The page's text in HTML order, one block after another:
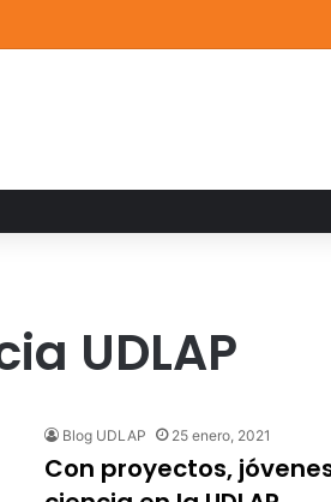
UDLAP fortalece su acervo con
UDLAP
Blog UDLAP 25 enero, 2021
Con proyectos,